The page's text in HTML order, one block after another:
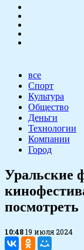
все
Спорт
Культура
Общество
Деньги
Технологии
Компании
Город
Уральские
посмотреть
10:4819 июля 2024